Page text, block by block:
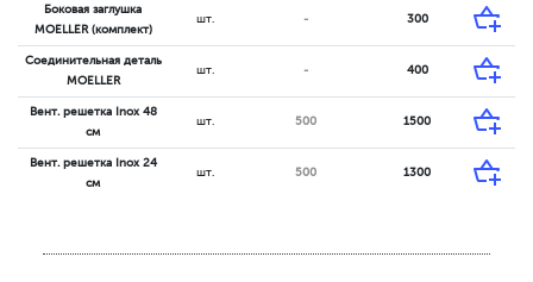
Боковая заглушка
MOELLER (комплект)
шт. - 300
Соединительная деталь
MOELLER
шт. - 400
Вент. решетка Inox 48
см
шт. 500 1500
Вент. решетка Inox 24
см
шт. 500 1300